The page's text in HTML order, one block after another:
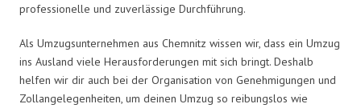
professionelle und zuverlässige Durchführung.
Als Umzugsunternehmen aus Chemnitz wissen wir, dass ein Umzug
ins Ausland viele Herausforderungen mit sich bringt. Deshalb
helfen wir dir auch bei der Organisation von Genehmigungen und
Zollangelegenheiten, um deinen Umzug so reibungslos wie